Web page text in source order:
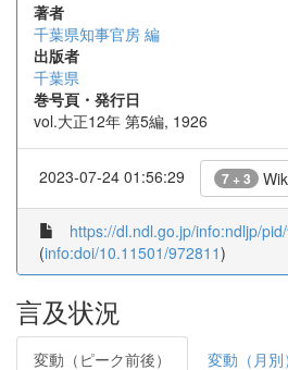
著者
千葉県知事官房 編
出版者
千葉県
巻号頁・発行日
vol.大正12年 第5編, 1926
2023-07-24 01:56:29 7 + 3
https://dl.ndl.go.jp/info:ndljp/
(info:doi/10.11501/972811)
言及状況
変動（ピーク前後） 変動（月別）